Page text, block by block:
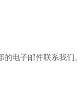
电子邮件联系我们。